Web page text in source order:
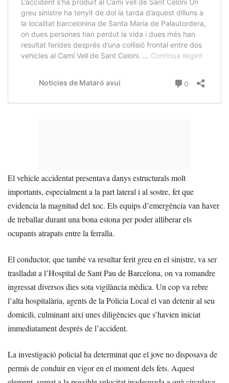
El vehicle accidentat presentava danys estructurals molt
importants, especialment a la part lateral i al sostre, fet que
evidencia la magnitud del xoc. Els equips d’emergència van haver
de treballar durant una bona estona per poder alliberar els
ocupants atrapats entre la ferralla.
El conductor, que també va resultar ferit greu en el sinistre, va ser
traslladat a l’Hospital de Sant Pau de Barcelona, on va romandre
ingressat diversos dies sota vigilància mèdica. Un cop va rebre
l’alta hospitalària, agents de la Policia Local el van detenir al seu
domicili, culminant així unes diligències que s’havien iniciat
immediatament després de l’accident.
La investigació policial ha determinat que el jove no disposava de
permís de conduir en vigor en el moment dels fets. Aquest